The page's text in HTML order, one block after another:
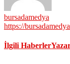
bursadamedya
https://
İlgili Haberler